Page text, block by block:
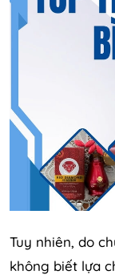
Tuy nhiên, do
không biết lựa